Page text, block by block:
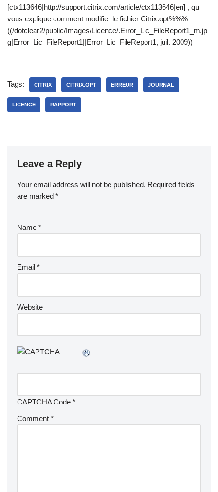
[ctx113646|http://support.citrix.com/article/ctx113646|en] , qui
vous explique comment modifier le fichier Citrix.opt%%%
((/dotclear2/public/Images/Licence/.Error_Lic_FileReport1_m.jp
g|Error_Lic_FileReport1||Error_Lic_FileReport1, juil. 2009))
Tags: CITRIX CITRIX.OPT ERREUR JOURNAL
LICENCE RAPPORT
Leave a Reply
Your email address will not be published. Required fields
are marked *
Name *
Email *
Website
CAPTCHA Code *
Comment *